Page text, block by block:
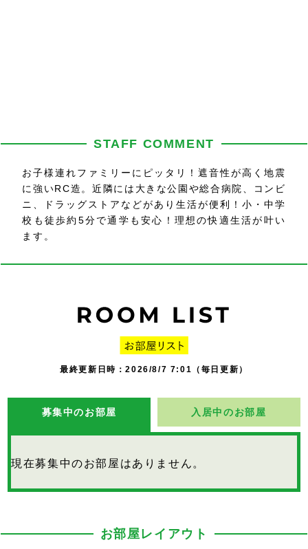
STAFF COMMENT
お子様連れファミリーにピッタリ！遮音性が高く地震
に強いRC造。近隣には大きな公園や総合病院、コンビ
ニ、ドラッグストアなどがあり生活が便利！小・中学
校も徒歩約5分で通学も安心！理想の快適生活が叶い
ます。
最終更新日時：2026/8/7 7:01（毎日更新）
募集中のお部屋 入居中のお部屋
現在募集中のお部屋はありません。
お部屋レイアウト